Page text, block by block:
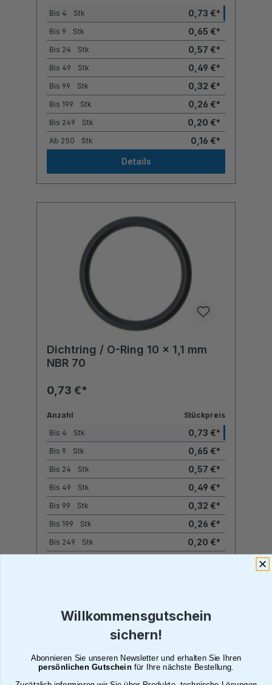
Bis 4 Stk 0,73 €*
Bis 9 Stk 0,65 €*
Bis 24 Stk 0,57 €*
Bis 49 Stk 0,49 €*
Bis 99 Stk 0,32 €*
Bis 199 Stk 0,26 €*
Bis 249 Stk 0,20 €*
Ab 250 Stk
0,16 €*
Details
Dichtring / O-Ring 10 x 1,1 mm
NBR 70
0,73 €*
Anzahl
Stückpreis
Bis 4 Stk 0,73 €*
Bis 9 Stk 0,65 €*
Bis 24 Stk 0,57 €*
Bis 49 Stk 0,49 €*
Bis 99 Stk 0,32 €*
Bis 199 Stk 0,26 €*
Bis 249 Stk 0,20 €*
Willkommensgutschein
sichern!
Abonnieren Sie unseren Newsletter und erhalten Sie Ihren
persönlichen Gutscheinfür Ihre nächste Bestellung.